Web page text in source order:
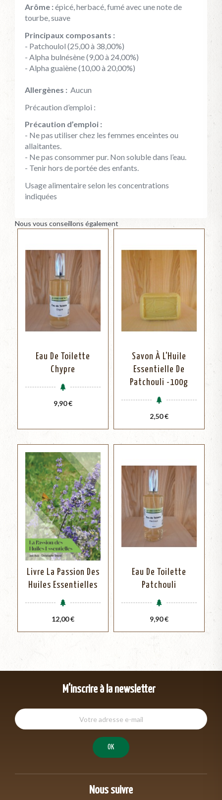
Arôme :épicé, herbacé, fumé avec une note de
tourbe, suave
Principaux composants :
- Patchoulol (25,00 à 38,00%)
- Alpha bulnésène (9,00 à 24,00%)
- Alpha guaiène (10,00 à 20,00%)
Allergènes : Aucun
Précaution d’emploi :
Précaution d’emploi :
- Ne pas utiliser chez les femmes enceintes ou
allaitantes.
- Ne pas consommer pur. Non soluble dans l’eau.
- Tenir hors de portée des enfants.
Usage alimentaire selon les concentrations
indiquées
Nous vous conseillons également
Eau De Toilette
Chypre
Prix
9,90 €
Savon À L'Huile
Essentielle De
Patchouli -100g
Prix
2,50 €
Livre La Passion Des
Huiles Essentielles
Prix
12,00 €
Eau De Toilette
Patchouli
Prix
9,90 €
M'inscrire à la newsletter
Nous suivre